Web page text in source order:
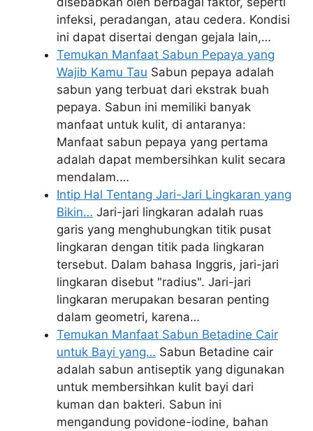
infeksi, peradangan, atau cedera. Kondisi
ini dapat disertai dengan gejala lain,…
Temukan Manfaat Sabun Pepaya yang
Wajib Kamu Tau Sabun pepaya adalah
sabun yang terbuat dari ekstrak buah
pepaya. Sabun ini memiliki banyak
manfaat untuk kulit, di antaranya:
Manfaat sabun pepaya yang pertama
adalah dapat membersihkan kulit secara
mendalam.…
Intip Hal Tentang Jari-Jari Lingkaran yang
Bikin… Jari-jari lingkaran adalah ruas
garis yang menghubungkan titik pusat
lingkaran dengan titik pada lingkaran
tersebut. Dalam bahasa Inggris, jari-jari
lingkaran disebut "radius". Jari-jari
lingkaran merupakan besaran penting
dalam geometri, karena…
Temukan Manfaat Sabun Betadine Cair
untuk Bayi yang… Sabun Betadine cair
adalah sabun antiseptik yang digunakan
untuk membersihkan kulit bayi dari
kuman dan bakteri. Sabun ini
mengandung povidone-iodine, bahan